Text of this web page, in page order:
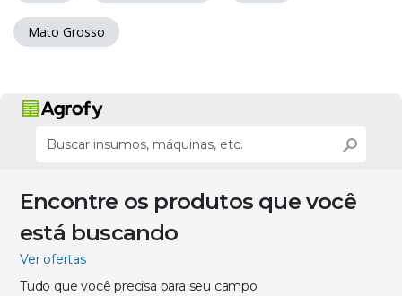
Mato Grosso
Encontre os produtos que você
está buscando
Ver ofertas
Tudo que você precisa para seu campo